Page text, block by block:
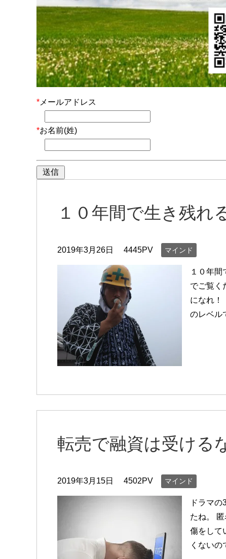
* メールアドレス
*お名前(姓)
１０年間で生き残れ
2019年3月26日 4445PV マインド
１０年
でご覧く
になれ！
のレベル
転売で融資は受ける
2019年3月15日 4502PV マインド
ドラマ
たね。
傷をして
くないの